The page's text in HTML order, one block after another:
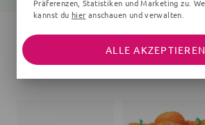
DAS WIRST DU
Präferenzen, Statistiken und Marketing zu.
kannst du hier anschauen und verwalten.
ALLE AKZEPTIEREN